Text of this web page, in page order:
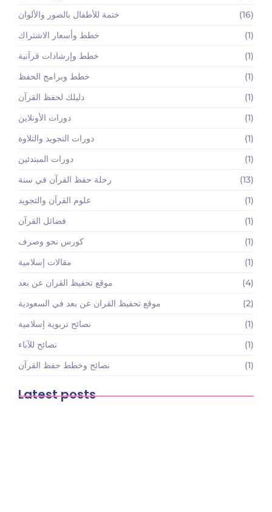
ختمة للأطفال بالصور والألوان
(16)
خطط وأسعار الاشتراك
(1)
خطط وإرشادات قرآنية
(1)
خطط وبرامج الحفظ
(1)
دليلك لحفظ القرآن
(1)
دورات الأونلاين
(1)
دورات التجويد والتلاوة
(1)
دورات المبتدئين
(1)
رحلة حفظ القرآن في سنة
(13)
علوم القرآن والتجويد
(1)
فضائل القرآن
(1)
كورس نحو وصرف
(1)
مقالات إسلامية
(1)
موقع تحفيظ القران عن بعد
(4)
موقع تحفيظ القران عن بعد في السعودية
(2)
نصائح تربوية إسلامية
(1)
نصائح للآباء
(1)
نصائح وخطط حفظ القرآن
(1)
Latest posts